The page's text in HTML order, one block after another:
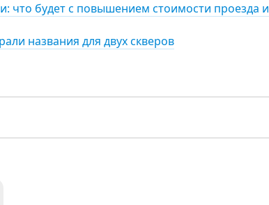
что будет с повышением стоимости проезда и
названия для двух скверов